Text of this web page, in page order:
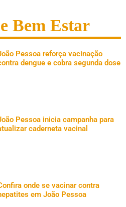
Bem Estar
Pessoa reforça vacinação
dengue e cobra segunda dose
Pessoa inicia campanha para
caderneta vacinal
onde se vacinar contra
em João Pessoa